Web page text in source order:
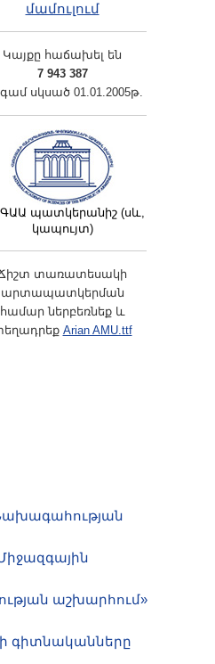
մամուլում
Կայքը հաճախել են
7 943 387
սկսած 01.01.2005թ.
պատկերանիշ (սև,
կապույտ)
տառատեսակի
արտապատկերման
համար ներբեռնեք և
Arian AMU.ttf
աշխարհում»
գիտնականները